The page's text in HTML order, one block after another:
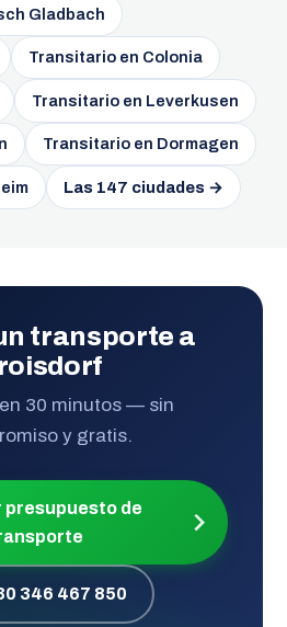
Gladbach
Transitario en Colonia
Transitario en Leverkusen
Transitario en Dormagen
Las 147 ciudades →
transporte a
30 minutos — sin
y gratis.
presupuesto de
346 467 850